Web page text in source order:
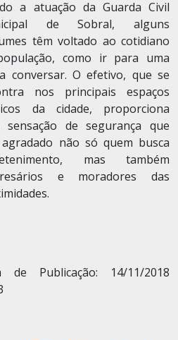
a atuação da Guarda Civil
de Sobral, alguns
têm voltado ao cotidiano
como ir para uma
conversar. O efetivo, que se
nos principais espaços
da cidade, proporciona
sensação de segurança que
não só quem busca
mas também
e moradores das
de Publicação: 14/11/2018